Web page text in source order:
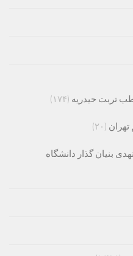
تربت حیدریه (۱۷۴)
(۲۰)
بنیان گذار دانشگاه